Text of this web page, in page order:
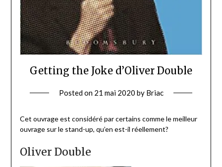
Getting the Joke d’Oliver Double
Posted on 21 mai 2020 by Briac
Cet ouvrage est considéré par certains comme le meilleur
ouvrage sur le stand-up, qu’en est-il réellement?
Oliver Double